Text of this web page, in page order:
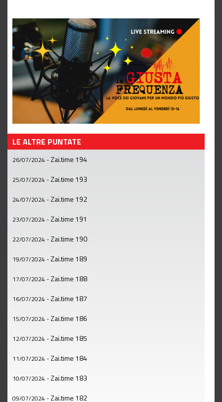
LE ALTRE PUNTATE
26/07/2024 -Zai.time 194
25/07/2024 -Zai.time 193
24/07/2024 -Zai.time 192
23/07/2024 -Zai.time 191
22/07/2024 -Zai.time 190
19/07/2024 -Zai.time 189
17/07/2024 -Zai.time 188
16/07/2024 -Zai.time 187
15/07/2024 -Zai.time 186
12/07/2024 -Zai.time 185
11/07/2024 -Zai.time 184
10/07/2024 -Zai.time 183
09/07/2024 -Zai.time 182